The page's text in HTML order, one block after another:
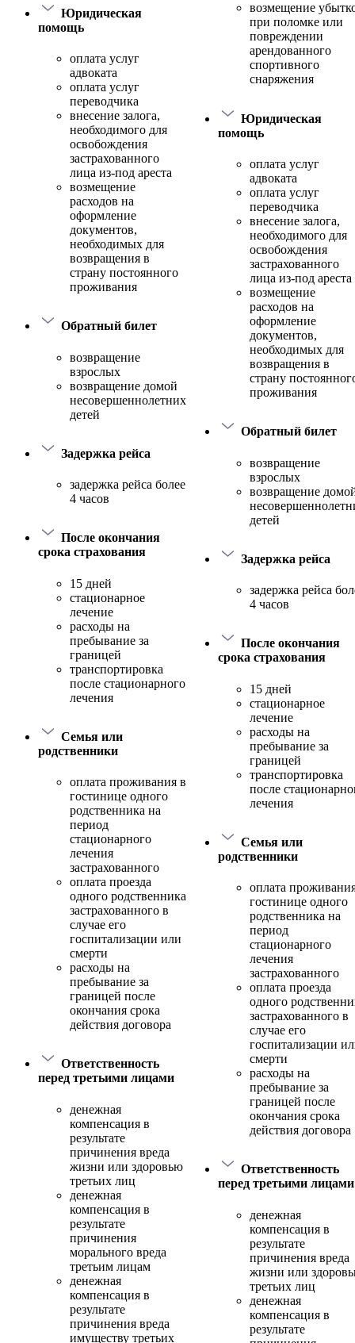
Юридическая
помощь
оплата услуг
адвоката
оплата услуг
переводчика
внесение залога,
необходимого для
освобождения
застрахованного
лица из-под ареста
возмещение
расходов на
оформление
документов,
необходимых для
возвращения в
страну постоянного
проживания
Обратный билет
возвращение
взрослых
возвращение домой
несовершеннолетних
детей
Задержка рейса
задержка рейса более
4 часов
После окончания
срока страхования
15 дней
стационарное
лечение
расходы на
пребывание за
границей
транспортировка
после стационарного
лечения
Семья или
родственники
оплата проживания в
гостинице одного
родственника на
период
стационарного
лечения
застрахованного
оплата проезда
одного родственника
застрахованного в
случае его
госпитализации или
смерти
расходы на
пребывание за
границей после
окончания срока
действия договора
Ответственность
перед третьими лицами
денежная
компенсация в
результате
причинения вреда
жизни или здоровью
третьих лиц
денежная
компенсация в
результате
причинения
морального вреда
третьим лицам
денежная
компенсация в
результате
причинения вреда
имуществу третьих
возмещение
при поломке или
повреждении
арендованного
спортивного
снаряжения
Юридическая
помощь
оплата услуг
адвоката
оплата услуг
переводчика
внесение залога,
необходимого для
освобождения
застрахованного
лица из-под ареста
возмещение
расходов на
оформление
документов,
необходимых для
возвращения в
страну
проживания
Обратный билет
возвращение
взрослых
возвращение
детей
Задержка рейса
задержка рейса
4 часов
После окончания
срока страхования
15 дней
стационарное
лечение
расходы на
пребывание за
границей
транспортировка
после
лечения
Семья или
родственники
оплата
гостинице одного
родственника на
период
стационарного
лечения
застрахованного
оплата проезда
одного
застрахованного в
случае его
госпитализации
смерти
расходы на
пребывание за
границей после
окончания срока
действия договора
Ответственность
перед третьими лицами
денежная
компенсация в
результате
причинения вреда
жизни или
третьих лиц
денежная
компенсация в
результате